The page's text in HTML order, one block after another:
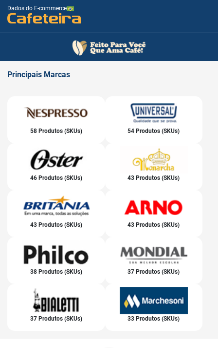
Dados do E-commerce
Cafeteira
Principais Marcas
58 Produtos (SKUs) 54 Produtos (SKUs)
46 Produtos (SKUs) 43 Produtos (SKUs)
43 Produtos (SKUs) 43 Produtos (SKUs)
38 Produtos (SKUs) 37 Produtos (SKUs)
37 Produtos (SKUs) 33 Produtos (SKUs)